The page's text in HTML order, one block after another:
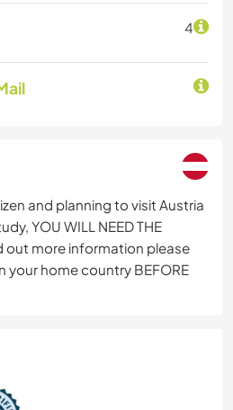
4
and planning to visit Austria
YOU WILL NEED THE
out more information please
home country BEFORE